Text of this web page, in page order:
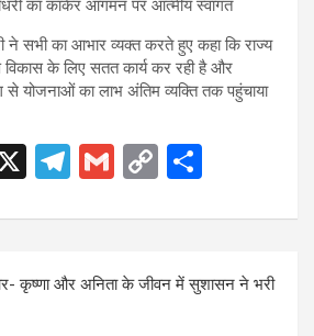
ने सभी का आभार व्यक्त करते हुए कहा कि राज्य
विकास के लिए सतत कार्य कर रही है और
से योजनाओं का लाभ अंतिम व्यक्ति तक पहुंचाया
X
T
e
gr
a
G
ail
C
py
Li
n
ar
कृष्णा और अनिता के जीवन में सुशासन ने भरी